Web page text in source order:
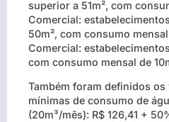
superior a 51m², com
Comercial:
50m², com consumo mensal
Comercial:
com consumo mensal de
Também foram definidos
mínimas de consumo de
(20m³/mês): R$ 126,41 +